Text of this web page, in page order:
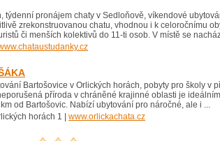
týdenní pronájem chaty v Sedloňově, víkendové
zrekonstruovanou chatu, vhodnou i k celoročnímu
či menších kolektivů do 11-ti osob. V místě se
Bartošovice v Orlických horách, pobyty pro školy v
příroda v chráněné krajinné oblasti je
od Bartošovic. Nabízí ubytování pro náročné, ale i ...
horách 1 | www.orlickachata.cz